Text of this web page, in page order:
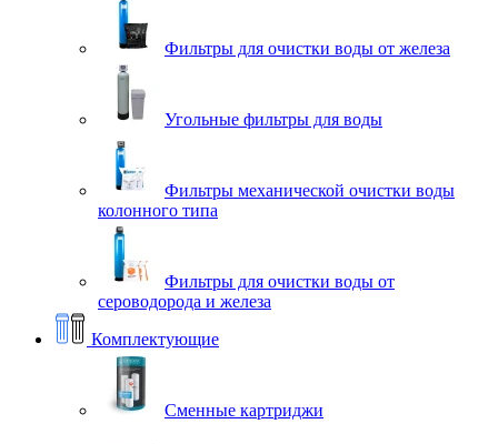
Фильтры для очистки воды от железа
Угольные фильтры для воды
Фильтры механической очистки воды
колонного типа
Фильтры для очистки воды от
сероводорода и железа
Комплектующие
Сменные картриджи